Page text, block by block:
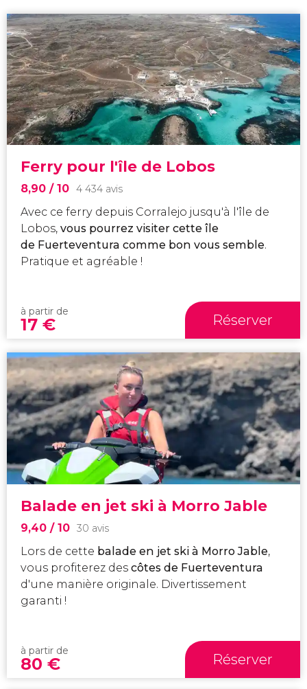
Ferry pour l'île de Lobos
8,90 / 10 4 434 avis
Avec ce ferry depuis Corralejo jusqu'à l'île de
Lobos, vous pourrez visiter cette île
de Fuerteventura comme bon vous semble.
Pratique et agréable !
à partir de
17 € Réserver
Balade en jet ski à Morro Jable
9,40 / 10 30 avis
Lors de cette balade en jet ski à Morro Jable,
vous profiterez des côtes de Fuerteventura
d'une manière originale. Divertissement
garanti !
à partir de
80 € Réserver